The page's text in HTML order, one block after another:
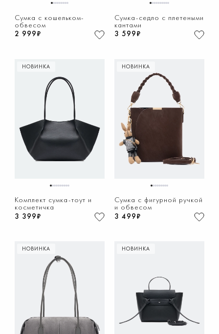
123456789
Сумка с кошельком-
обвесом
2 999₽
12345678910
Сумка-седло с плетеными
кантами
3 599₽
НОВИНКА
12345678910
Комплект сумка-тоут и
косметичка
3 399₽
НОВИНКА
123456789
Сумка с фигурной ручкой
и обвесом
3 499₽
НОВИНКА НОВИНКА